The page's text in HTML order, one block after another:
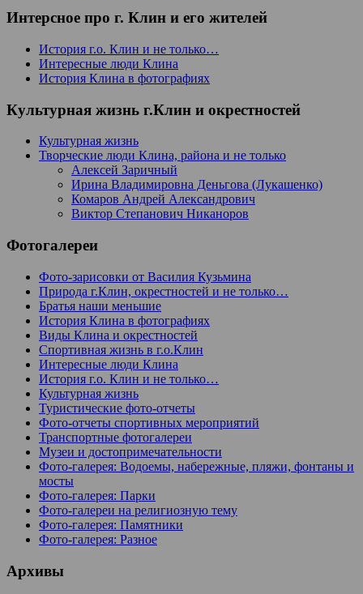
Интерсное про г. Клин и его жителей
История г.о. Клин и не только…
Интересные люди Клина
История Клина в фотографиях
Культурная жизнь г.Клин и окрестностей
Культурная жизнь
Творческие люди Клина, района и не только
Алексей Заричный
Ирина Владимировна Деньгова (Лукашенко)
Комаров Андрей Александрович
Виктор Степанович Никаноров
Фотогалереи
Фото-зарисовки от Василия Кузьмина
Природа г.Клин, окрестностей и не только…
Братья наши меньшие
История Клина в фотографиях
Виды Клина и окрестностей
Спортивная жизнь в г.о.Клин
Интересные люди Клина
История г.о. Клин и не только…
Культурная жизнь
Туристические фото-отчеты
Фото-отчеты спортивных мероприятий
Транспортные фотогалереи
Музеи и достопримечательности
Фото-галерея: Водоемы, набережные, пляжи, фонтаны и
мосты
Фото-галерея: Парки
Фото-галереи на религиозную тему
Фото-галерея: Памятники
Фото-галерея: Разное
Архивы